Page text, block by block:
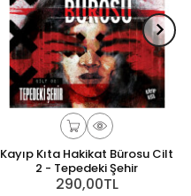
Kayıp Kıta Hakikat Bürosu Cilt
2 - Tepedeki Şehir
290,00TL